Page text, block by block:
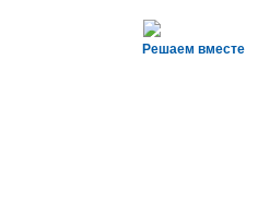
Решаем вместе